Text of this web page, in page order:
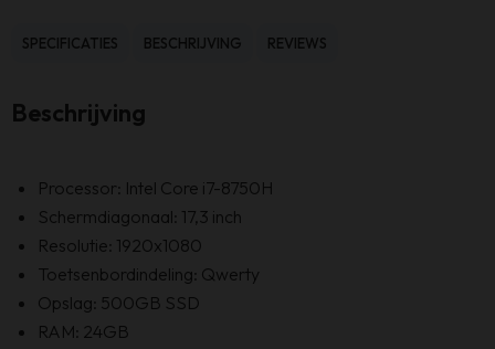
SPECIFICATIES BESCHRIJVING REVIEWS
Beschrijving
Processor: Intel Core i7-8750H
Schermdiagonaal: 17,3 inch
Resolutie: 1920x1080
Toetsenbordindeling: Qwerty
Opslag: 500GB SSD
RAM: 24GB